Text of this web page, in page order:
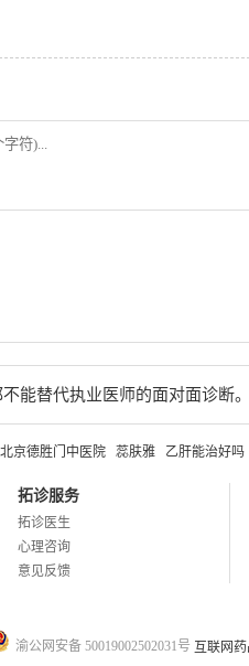
能替代执业医师的面对面诊断
北京德胜门中医院 蕊肤雅 乙肝能治好吗
拓诊服务
拓诊医生
心理咨询
意见反馈
渝公网安备 50019002502031号 互联网